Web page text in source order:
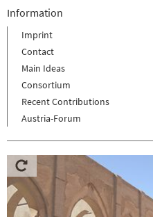
Information
Imprint
Contact
Main Ideas
Consortium
Recent Contributions
Austria-Forum